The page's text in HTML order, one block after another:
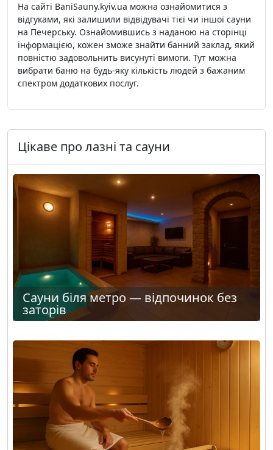
На сайті BaniSauny.kyiv.ua можна ознайомитися з
відгуками, які залишили відвідувачі тієї чи іншої сауни
на Печерську. Ознайомившись з наданою на сторінці
інформацією, кожен зможе знайти банний заклад, який
повністю задовольнить висунуті вимоги. Тут можна
вибрати баню на будь-яку кількість людей з бажаним
спектром додаткових послуг.
Цікаве про лазні та сауни
Сауни біля метро — відпочинок без
заторів